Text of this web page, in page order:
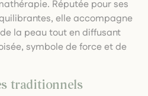
Réputée pour ses
elle accompagne
la peau tout en diffusant
symbole de force et de
traditionnels